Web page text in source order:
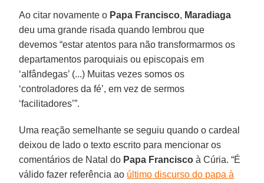
Ao citar novamente o Papa Francisco, Maradiaga
deu uma grande risada quando lembrou que
devemos “estar atentos para não transformarmos os
departamentos paroquiais ou episcopais em
‘alfândegas’ (...) Muitas vezes somos os
‘controladores da fé’, em vez de sermos
‘facilitadores’”.
Uma reação semelhante se seguiu quando o cardeal
deixou de lado o texto escrito para mencionar os
comentários de Natal do Papa Francisco à Cúria. “É
válido fazer referência ao último discurso do papa à